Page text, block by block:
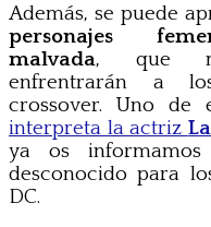
Además, se puede
personajes
malvada, que
enfrentrarán a
crossover. Uno de
interpreta la actriz
ya os
desconocido para
DC.